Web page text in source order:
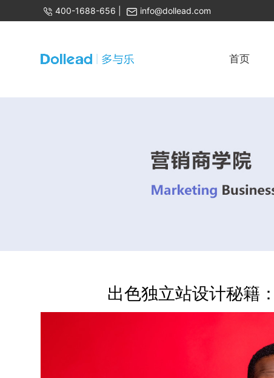
400-1688-656 info@dollead.com
首页
出色独立站设计秘籍